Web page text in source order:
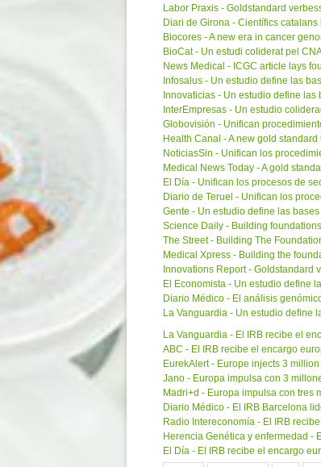
Labor Praxis - Goldstandard
Diari de Girona - Científics
Biocores - A new era in cancer
BioCat - Un estudi coliderat pel
News Medical - ICGC article lays
Infosalus - Un estudio define las
Innovaticias - Un estudio define
InterEmpresas - Un estudio
Globovisión - Unifican
Health Canal - A new gold
NoticiasSin - Unifican los
Medical News Today - A gold
El Día - Unifican los procesos de
Diario de Teruel - Unifican los
Gente - Un estudio define las
Science Daily - Building
The Street - Building The
Medical Xpress - Building the
Innovations Report - Goldstandard
El Economista - Un estudio define
Diario Médico - El análisis
La Vanguardia - Un estudio define
La Vanguardia - El IRB recibe el
ABC - El IRB recibe el encargo
EurekAlert - Europe injects 3
Jano - Europa impulsa con 3
Madri+d - Europa impulsa con tres
Diario Médico - El IRB Barcelona
Radio Intereconomía - El IRB
Herencia Genética y enfermedad -
El Día - El IRB recibe el encargo